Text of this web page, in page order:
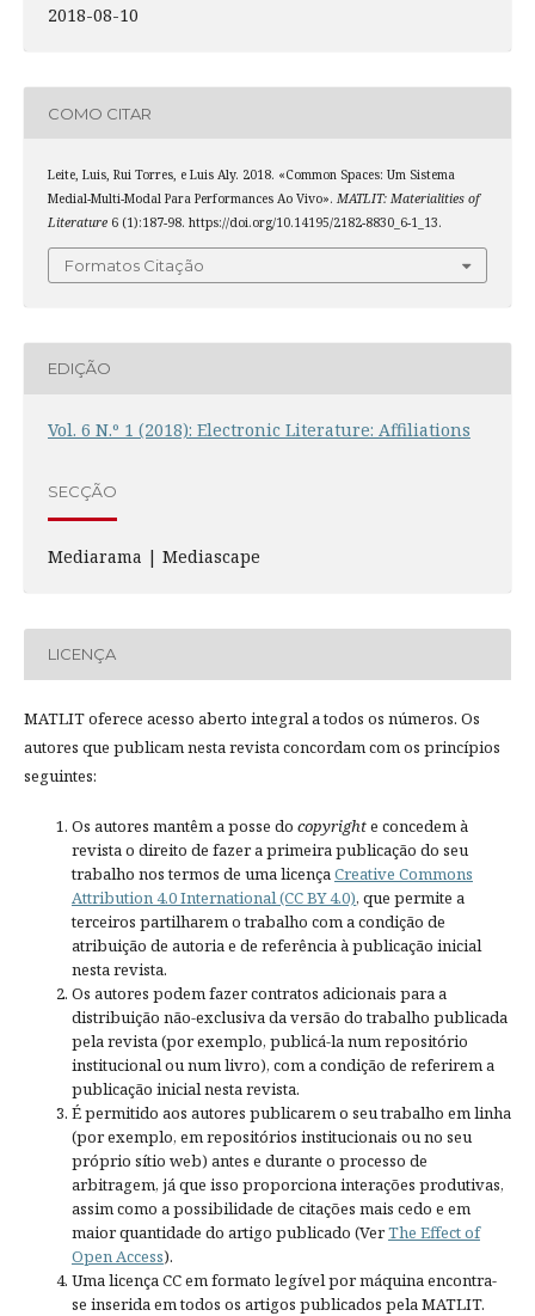
2018-08-10
COMO CITAR
Leite, Luis, Rui Torres, e Luis Aly. 2018. «Common Spaces: Um Sistema
Medial-Multi-Modal Para Performances Ao Vivo». MATLIT: Materialities of
Literature6 (1):187-98. https://doi.org/10.14195/2182-8830_6-1_13.
Formatos Citação
EDIÇÃO
Vol. 6 N.º 1 (2018): Electronic Literature: Affiliations
SECÇÃO
Mediarama | Mediascape
LICENÇA
MATLIT oferece acesso aberto integral a todos os números. Os
autores que publicam nesta revista concordam com os princípios
seguintes:
Os autores mantêm a posse do copyrighte concedem à
revista o direito de fazer a primeira publicação do seu
trabalho nos termos de uma licençaCreative Commons
Attribution 4.0 International (CC BY 4.0), que permite a
terceiros partilharem o trabalho com a condição de
atribuição de autoria e de referência à publicação inicial
nesta revista.
Os autores podem fazer contratos adicionais para a
distribuição não-exclusiva da versão do trabalho publicada
pela revista (por exemplo, publicá-la num repositório
institucional ou num livro), com a condição de referirem a
publicação inicial nesta revista.
É permitido aos autores publicarem o seu trabalho em linha
(por exemplo, em repositórios institucionais ou no seu
próprio sítio web) antes e durante o processo de
arbitragem, já que isso proporciona interações produtivas,
assim como a possibilidade de citações mais cedo e em
maior quantidade do artigo publicado (VerThe Effect of
Open Access).
Uma licença CC em formato legível por máquina encontra-
se inserida em todos os artigos publicados pela MATLIT.